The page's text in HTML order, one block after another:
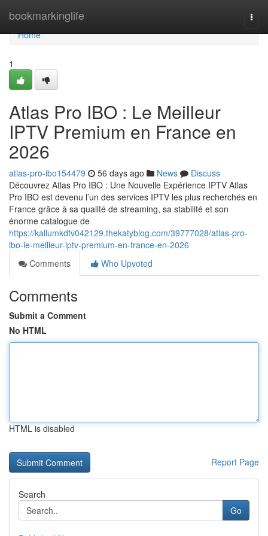
bookmarkinglife
Home
Home
1
Atlas Pro IBO : Le Meilleur
IPTV Premium en France en
2026
atlas-pro-ibo154479 56 days ago News
Discuss
Découvrez Atlas Pro IBO : Une Nouvelle Expérience IPTV Atlas
Pro IBO est devenu l’un des services IPTV les plus recherchés en
France grâce à sa qualité de streaming, sa stabilité et son
énorme catalogue de
https://kallumkdfv042129.thekatyblog.com/39777028/atlas-pro-
ibo-le-meilleur-iptv-premium-en-france-en-2026
Comments
Who Upvoted
Comments
Submit a Comment
No HTML
HTML is disabled
Report Page
Search
Go